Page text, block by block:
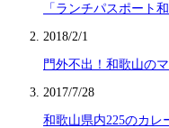
「ランチパスポート
2018/2/1
門外不出！和歌山の
2017/7/28
和歌山県内225のカレ